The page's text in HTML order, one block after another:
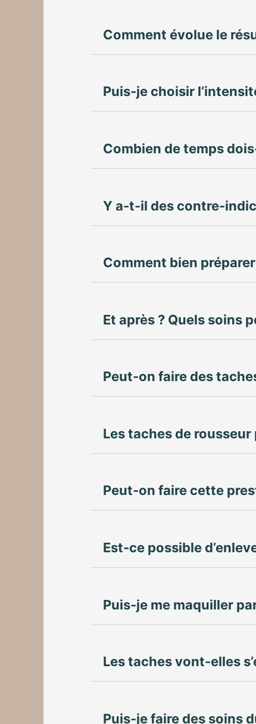
Comment évolue le
Puis-je choisir
Combien de temps
Y a-t-il des contre-
Comment bien
Et après ? Quels soins
Peut-on faire des
Les taches de
Peut-on faire cette
Est-ce possible
Puis-je me maquiller
Les taches vont-elles
Puis-je faire des soins